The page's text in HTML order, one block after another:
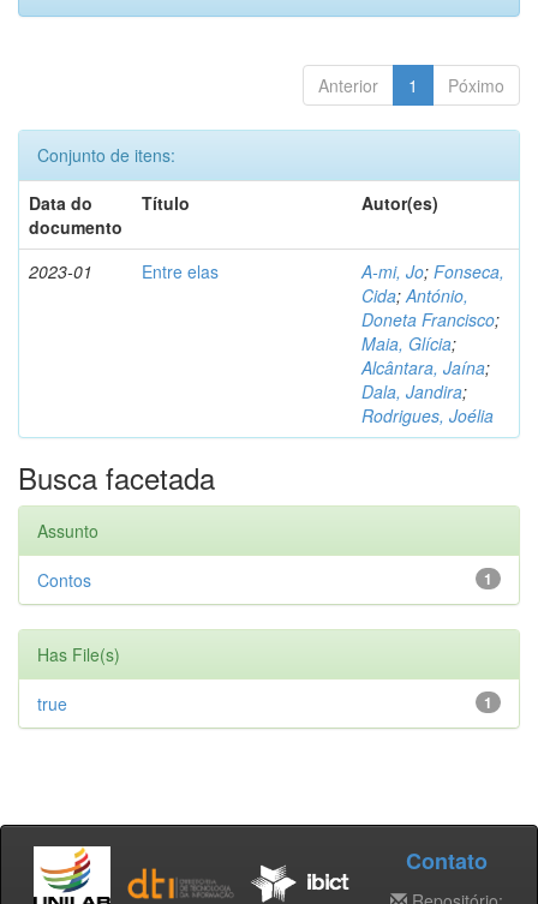
Anterior 1 Póximo
Conjunto de itens:
Data do
documento
Título Autor(es)
2023-01 Entre elas A-mi, Jo; Fonseca,
Cida;António,
Doneta Francisco;
Maia, Glícia;
Alcântara, Jaína;
Dala, Jandira;
Rodrigues, Joélia
Busca facetada
Assunto
1
Contos
Has File(s)
1
true
Contato